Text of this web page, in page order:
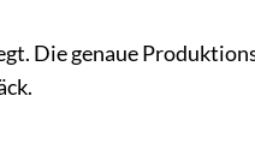
Die genaue